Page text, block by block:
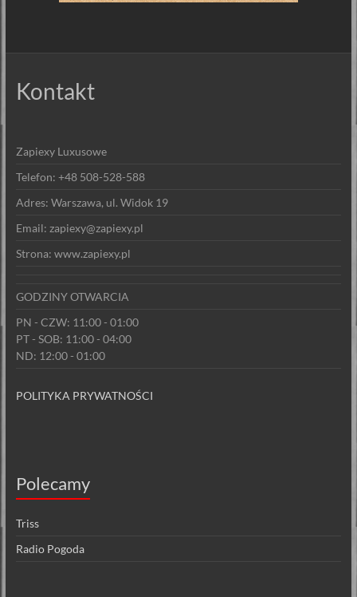
Kontakt
Zapiexy Luxusowe
Telefon: +48 508-528-588
Adres: Warszawa, ul. Widok 19
Email: zapiexy@zapiexy.pl
Strona: www.zapiexy.pl
GODZINY OTWARCIA
PN - CZW: 11:00 - 01:00
PT - SOB: 11:00 - 04:00
ND: 12:00 - 01:00
POLITYKA PRYWATNOŚCI
Polecamy
Triss
Radio Pogoda